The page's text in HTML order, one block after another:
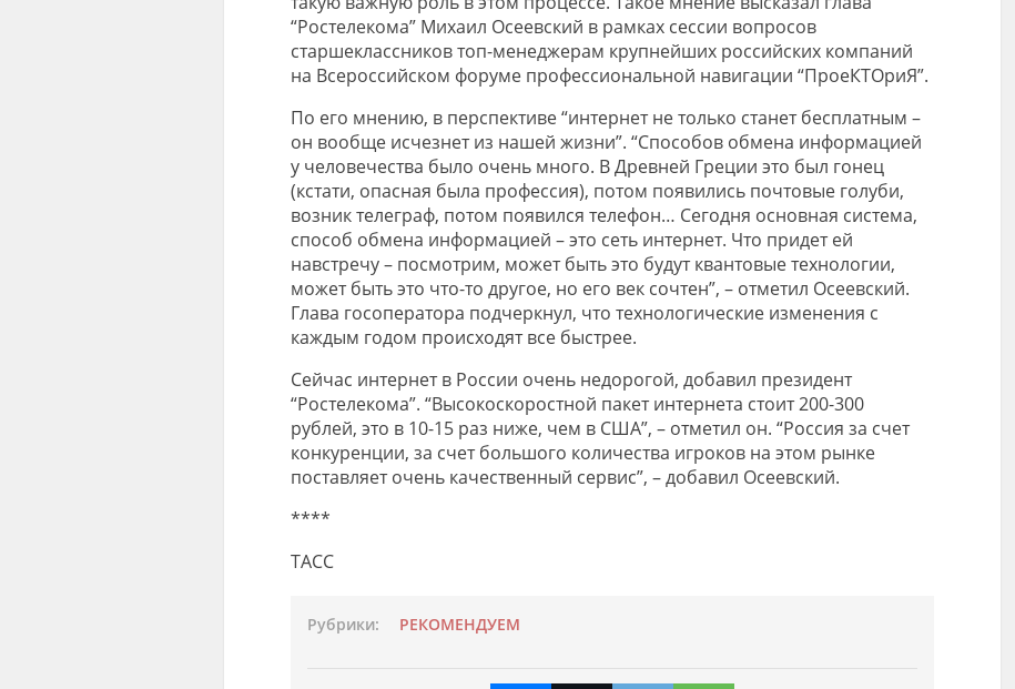
“Ростелекома” Михаил Осеевский в рамках сессии вопросов
старшеклассников топ-менеджерам крупнейших российских компаний
на Всероссийском форуме профессиональной навигации “ПроеКТОриЯ”.
По его мнению, в перспективе “интернет не только станет бесплатным –
он вообще исчезнет из нашей жизни”. “Способов обмена информацией
у человечества было очень много. В Древней Греции это был гонец
(кстати, опасная была профессия), потом появились почтовые голуби,
возник телеграф, потом появился телефон… Сегодня основная система,
способ обмена информацией – это сеть интернет. Что придет ей
навстречу – посмотрим, может быть это будут квантовые технологии,
может быть это что-то другое, но его век сочтен”, – отметил Осеевский.
Глава госоператора подчеркнул, что технологические изменения с
каждым годом происходят все быстрее.
Сейчас интернет в России очень недорогой, добавил президент
“Ростелекома”. “Высокоскоростной пакет интернета стоит 200-300
рублей, это в 10-15 раз ниже, чем в США”, – отметил он. “Россия за счет
конкуренции, за счет большого количества игроков на этом рынке
поставляет очень качественный сервис”, – добавил Осеевский.
****
ТАСС
Рубрики: РЕКОМЕНДУЕМ